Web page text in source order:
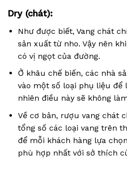
Dry (chát):
Như được biết, Vang chát
sản xuất từ nho. Vậy nên
có vị ngọt của đường.
Ở khâu chế biến, các nhà
vào một số loại phụ liệu để
nhiên điều này sẽ không
Về cơ bản, rượu vang chát
tổng số các loại vang trên
để mỗi khách hàng lựa
phù hợp nhất với sở thích